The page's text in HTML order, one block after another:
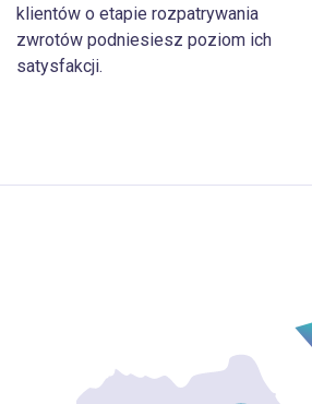
klientów o etapie rozpatrywania
zwrotów podniesiesz poziom ich
satysfakcji.